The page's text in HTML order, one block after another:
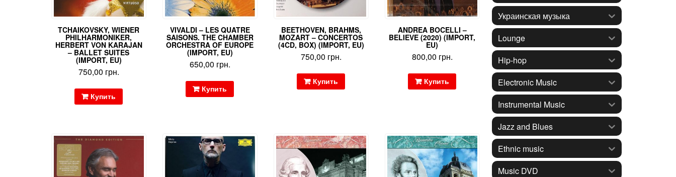
TCHAIKOVSKY, WIENER
PHILHARMONIKER,
HERBERT VON KARAJAN
– BALLET SUITES
(IMPORT, EU)
750,00 грн.
Купить
VIVALDI – LES QUATRE
SAISONS. THE CHAMBER
ORCHESTRA OF EUROPE
(IMPORT, EU)
650,00 грн.
Купить
BEETHOVEN, BRAHMS,
MOZART – CONCERTOS
(4CD, BOX) (IMPORT, EU)
750,00 грн.
Купить
ANDREA BOCELLI –
BELIEVE (2020) (IMPORT,
EU)
800,00 грн.
Купить
Украинская музыка
Lounge
Hip-hop
Electronic Music
Instrumental Music
Jazz and Blues
Ethnic music
Music DVD